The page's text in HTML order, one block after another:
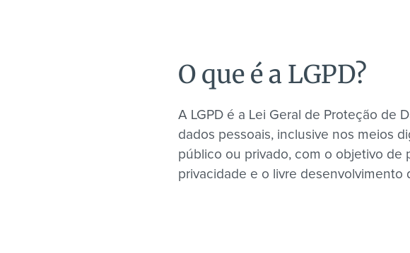
O que é a LGPD?
A LGPD é a Lei Geral de Proteção de
dados pessoais, inclusive nos meios
público ou privado, com o objetivo de
privacidade e o livre desenvolvimento